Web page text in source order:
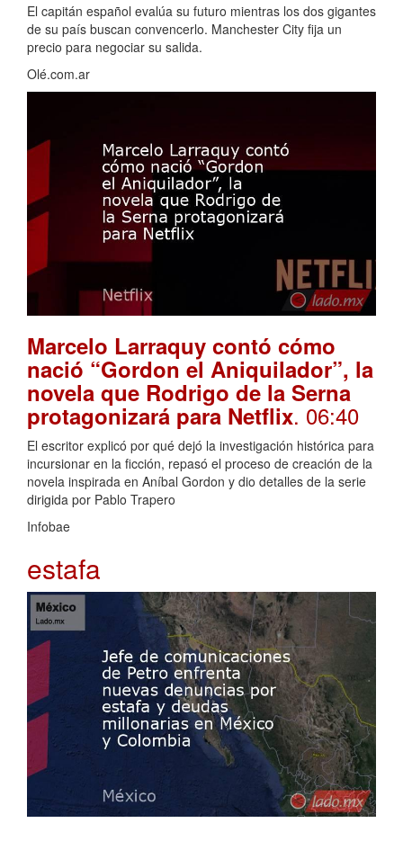
El capitán español evalúa su futuro mientras los dos gigantes
de su país buscan convencerlo. Manchester City fija un
precio para negociar su salida.
Olé.com.ar
Marcelo Larraquy contó cómo
nació “Gordon el Aniquilador”, la
novela que Rodrigo de la Serna
protagonizará para Netflix. 06:40
El escritor explicó por qué dejó la investigación histórica para
incursionar en la ficción, repasó el proceso de creación de la
novela inspirada en Aníbal Gordon y dio detalles de la serie
dirigida por Pablo Trapero
Infobae
estafa